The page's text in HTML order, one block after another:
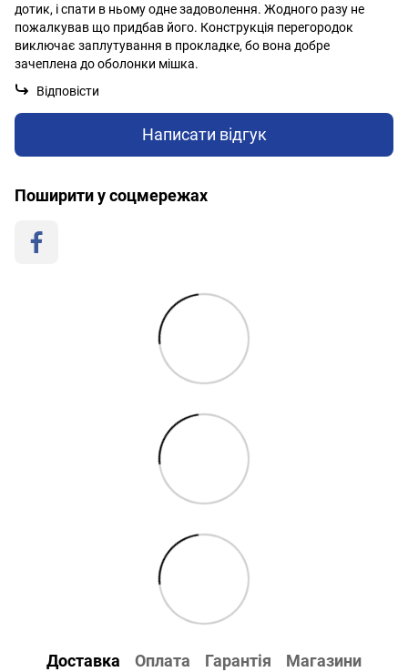
дотик, і спати в ньому одне задоволення. Жодного разу не
пожалкував що придбав його. Конструкція перегородок
виключає заплутування в прокладке, бо вона добре
зачеплена до оболонки мішка.
Відповісти
Написати відгук
Поширити у соцмережах
Доставка Оплата Гарантія Магазини